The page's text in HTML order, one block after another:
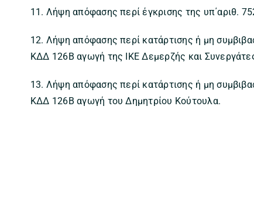
11. Λήψη απόφασης περί έγκρισης της υπ΄αριθ.
12. Λήψη απόφασης περί κατάρτισης ή μη
ΚΔΔ 126Β αγωγή της ΙΚΕ Δεμερζής και
13. Λήψη απόφασης περί κατάρτισης ή μη
ΚΔΔ 126Β αγωγή του Δημητρίου Κούτουλα.